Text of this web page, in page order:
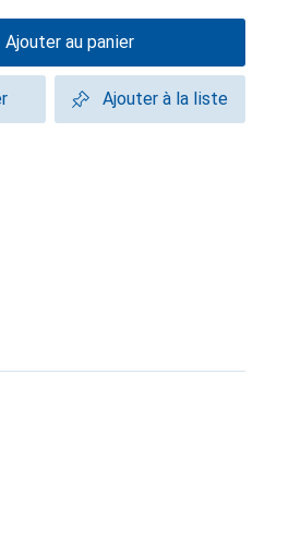
Ajouter au panier
Ajouter à la liste